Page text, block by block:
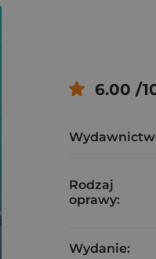
6.00 /
Rodzaj
oprawy:
Wydanie: